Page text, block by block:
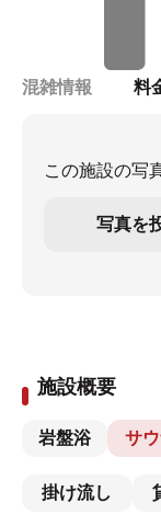
混雑情報 料
この施設の写
写真を
施設概要
岩盤浴 サ
掛け流し